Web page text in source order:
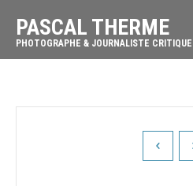
PASCAL THERME
PHOTOGRAPHE & JOURNALISTE